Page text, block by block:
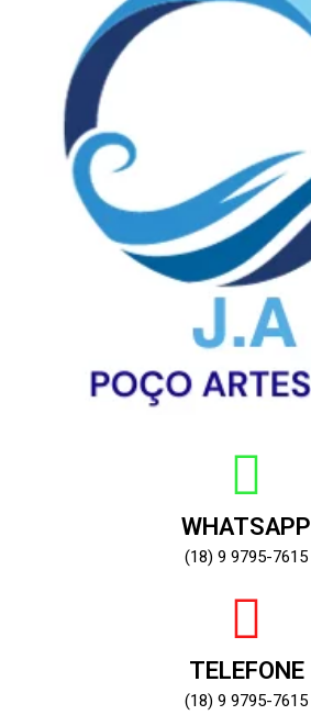
WHATSAPP
(18) 9 9795-7615
TELEFONE
(18) 9 9795-7615